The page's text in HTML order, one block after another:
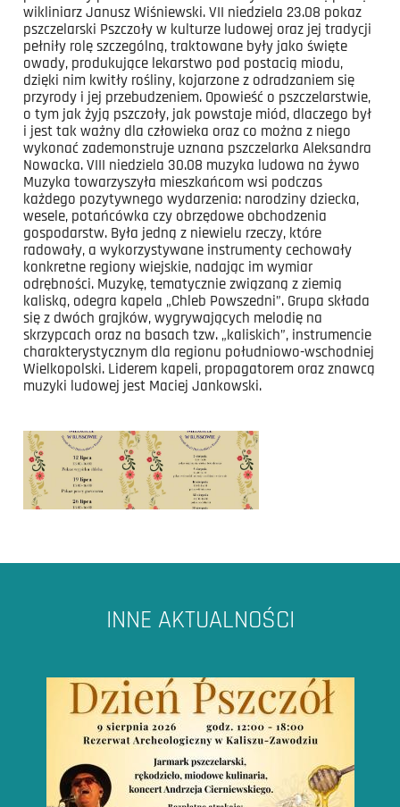
wikliniarz Janusz Wiśniewski. VII niedziela 23.08 pokaz
pszczelarski Pszczoły w kulturze ludowej oraz jej tradycji
pełniły rolę szczególną, traktowane były jako święte
owady, produkujące lekarstwo pod postacią miodu,
dzięki nim kwitły rośliny, kojarzone z odradzaniem się
przyrody i jej przebudzeniem. Opowieść o pszczelarstwie,
o tym jak żyją pszczoły, jak powstaje miód, dlaczego był
i jest tak ważny dla człowieka oraz co można z niego
wykonać zademonstruje uznana pszczelarka Aleksandra
Nowacka. VIII niedziela 30.08 muzyka ludowa na żywo
Muzyka towarzyszyła mieszkańcom wsi podczas
każdego pozytywnego wydarzenia: narodziny dziecka,
wesele, potańcówka czy obrzędowe obchodzenia
gospodarstw. Była jedną z niewielu rzeczy, które
radowały, a wykorzystywane instrumenty cechowały
konkretne regiony wiejskie, nadając im wymiar
odrębności. Muzykę, tematycznie związaną z ziemią
kaliską, odegra kapela „Chleb Powszedni”. Grupa składa
się z dwóch grajków, wygrywających melodię na
skrzypcach oraz na basach tzw. „kaliskich”, instrumencie
charakterystycznym dla regionu południowo-wschodniej
Wielkopolski. Liderem kapeli, propagatorem oraz znawcą
muzyki ludowej jest Maciej Jankowski.
INNE AKTUALNOŚCI